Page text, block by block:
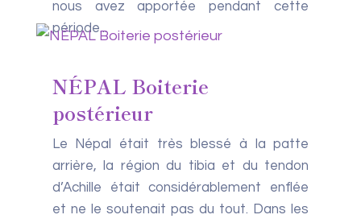
nous avez apportée pendant cette
période...
NÉPAL Boiterie
postérieur
Le Népal était très blessé à la patte
arrière, la région du tibia et du tendon
d’Achille était considérablement enflée
et ne le soutenait pas du tout. Dans les